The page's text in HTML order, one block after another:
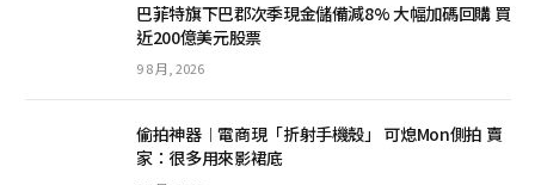
巴菲特旗下巴郡次季現金儲備減8% 大幅加碼回購 買
近200億美元股票
9 8 月, 2026
偷拍神器︱電商現「折射手機殼」 可熄Mon側拍 賣
家：很多用來影裙底